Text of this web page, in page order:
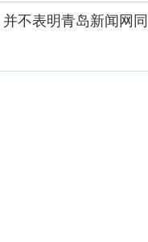
不表明青岛新闻网